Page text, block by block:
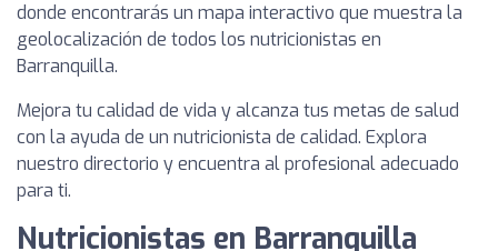
donde encontrarás un mapa interactivo que muestra la
geolocalización de todos los nutricionistas en
Barranquilla.
Mejora tu calidad de vida y alcanza tus metas de salud
con la ayuda de un nutricionista de calidad. Explora
nuestro directorio y encuentra al profesional adecuado
para ti.
Nutricionistas en Barranquilla